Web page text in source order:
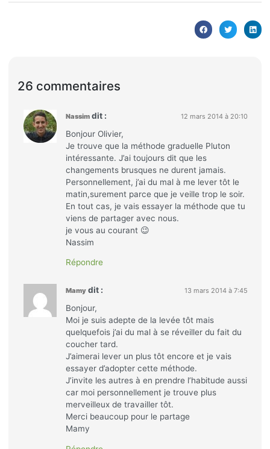
26 commentaires
Nassim dit : 12 mars 2014 à 20:10
Bonjour Olivier,
Je trouve que la méthode graduelle Pluton
intéressante. J’ai toujours dit que les
changements brusques ne durent jamais.
Personnellement, j’ai du mal à me lever tôt le
matin,surement parce que je veille trop le soir.
En tout cas, je vais essayer la méthode que tu
viens de partager avec nous.
je vous au courant 😉
Nassim
Répondre
Mamy dit : 13 mars 2014 à 7:45
Bonjour,
Moi je suis adepte de la levée tôt mais
quelquefois j’ai du mal à se réveiller du fait du
coucher tard.
J’aimerai lever un plus tôt encore et je vais
essayer d’adopter cette méthode.
J’invite les autres à en prendre l’habitude aussi
car moi personnellement je trouve plus
merveilleux de travailler tôt.
Merci beaucoup pour le partage
Mamy